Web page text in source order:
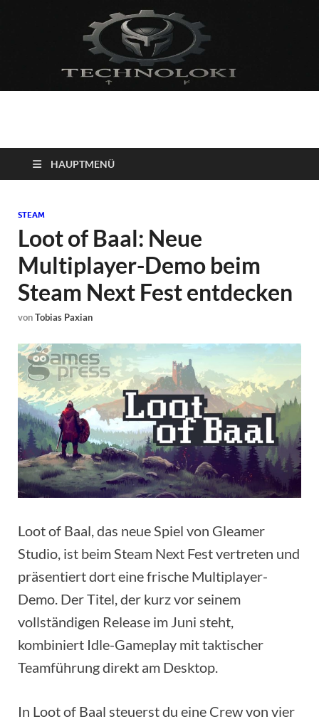
Technoloki: Gaming
und Entertainment
News
Blockbuster, Indie-Perlen und Retro-Klassiker.
HAUPTMENÜ
STEAM
Loot of Baal: Neue
Multiplayer-Demo beim
Steam Next Fest entdecken
vonTobias Paxian
Loot of Baal, das neue Spiel von Gleamer
Studio, ist beim Steam Next Fest vertreten und
präsentiert dort eine frische Multiplayer-
Demo. Der Titel, der kurz vor seinem
vollständigen Release im Juni steht,
kombiniert Idle-Gameplay mit taktischer
Teamführung direkt am Desktop.
In Loot of Baal steuerst du eine Crew von vier